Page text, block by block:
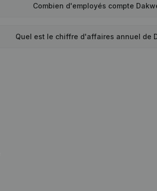
Combien d'employés compte
Quel est le chiffre d'affaires annuel de